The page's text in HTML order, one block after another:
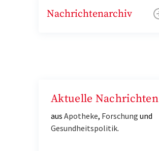
Nachrichtenarchiv
Aktuelle Nachrichten
aus Apotheke, Forschung und
Gesundheitspolitik.